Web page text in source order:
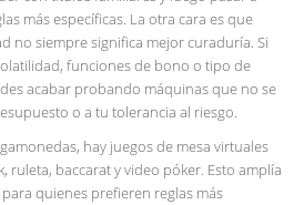
más específicas. La otra cara es que
no siempre significa mejor curaduría. Si
funciones de bono o tipo de
acabar probando máquinas que no se
o a tu tolerancia al riesgo.
hay juegos de mesa virtuales
ruleta, baccarat y video póker. Esto amplía
quienes prefieren reglas más